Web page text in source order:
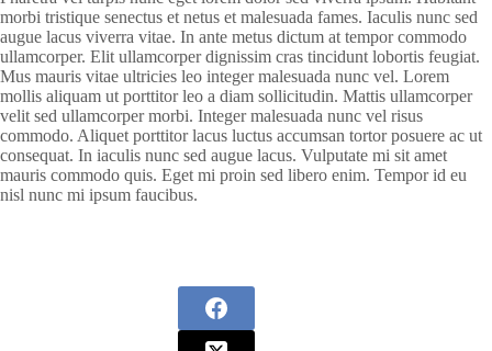
morbi tristique senectus et netus et malesuada fames. Iaculis nunc sed
augue lacus viverra vitae. In ante metus dictum at tempor commodo
ullamcorper. Elit ullamcorper dignissim cras tincidunt lobortis feugiat.
Mus mauris vitae ultricies leo integer malesuada nunc vel. Lorem
mollis aliquam ut porttitor leo a diam sollicitudin. Mattis ullamcorper
velit sed ullamcorper morbi. Integer malesuada nunc vel risus
commodo. Aliquet porttitor lacus luctus accumsan tortor posuere ac ut
consequat. In iaculis nunc sed augue lacus. Vulputate mi sit amet
mauris commodo quis. Eget mi proin sed libero enim. Tempor id eu
nisl nunc mi ipsum faucibus.